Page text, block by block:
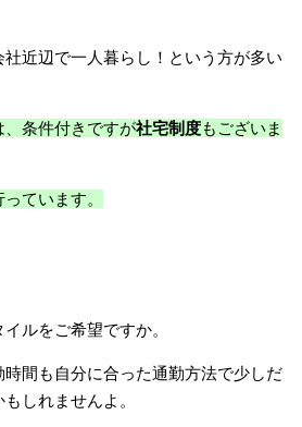
近辺で一人暮らし！という方が多い
条件付きですが社宅制度もございま
ています。
ルをご希望ですか。
間も自分に合った通勤方法で少しだ
しれませんよ。